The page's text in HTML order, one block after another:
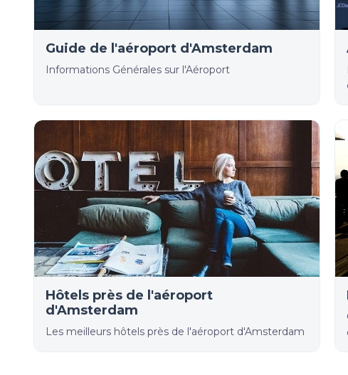
Guide de l'aéroport d'Amsterdam
Informations Générales sur l'Aéroport
Hôtels près de l'aéroport
d'Amsterdam
Les meilleurs hôtels près de l'aéroport d'Amsterdam